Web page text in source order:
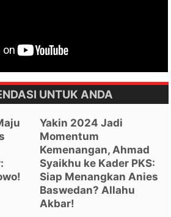
UNTUK ANDA
Yakin 2024 Jadi
Momentum
Kemenangan, Ahmad
Syaikhu ke Kader PKS:
Siap Menangkan Anies
Baswedan? Allahu
Akbar!